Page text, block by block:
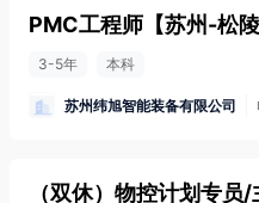
PMC工程师 【苏州-松陵
3-5年 本科
苏州纬旭智能装备有限公司
（双休）物控计划专